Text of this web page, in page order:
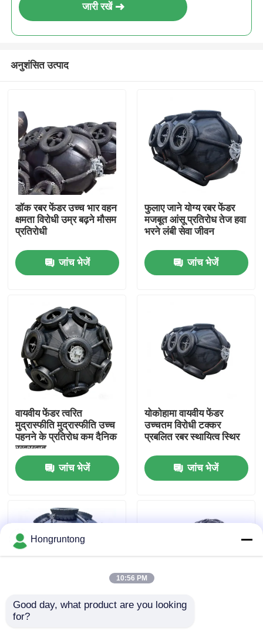
उत्पाद
वीडियो
हमारे बारे में
कारखाना भ्रमण
गुणवत्ता नियंत्रण
एक उद्धरण का अनुरोध करें
डॉक रबर फेंडर
जारी रखें
अनुशंसित उत्पाद
डॉक रबर फेंडर उच्च भार वहन
क्षमता विरोधी उम्र बढ़ने मौसम
प्रतिरोधी
जांच भेजें
फुलाए जाने योग्य रबर फेंडर
मजबूत आंसू प्रतिरोध तेज हवा
भरने लंबी सेवा जीवन
जांच भेजें
वायवीय फेंडर त्वरित
मुद्रास्फीति मुद्रास्फीति उच्च
पहनने के प्रतिरोध कम दैनिक
रखरखाव
जांच भेजें
योकोहामा वायवीय फेंडर
उच्चतम विरोधी टक्कर
प्रबलित रबर स्थायित्व स्थिर
जांच भेजें
फुलाए जाने योग्य रबर फेंडर
Hongruntong
10:56 PM
Good day, what product are you looking
for?